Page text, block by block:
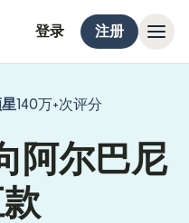
登录 注册
140万+次评分
阿尔巴尼